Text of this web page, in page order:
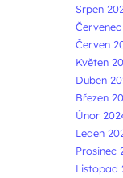
Srpen
Červen
Květen
Duben
Březen
Únor
Leden
Prosinec
Listopad